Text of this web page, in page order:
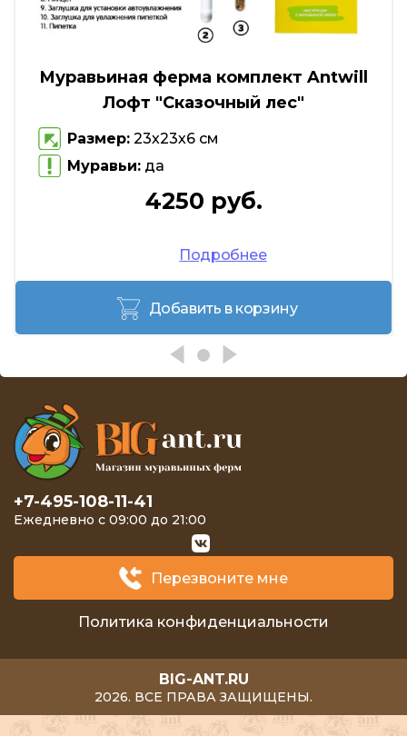
Муравьиная ферма комплект Antwill
Лофт "Сказочный лес"
Размер: 23х23х6 см
Муравьи: да
4250 руб.
Подробнее
Добавить в корзину
+7-495-108-11-41
Ежедневно с 09:00 до 21:00
Перезвоните мне
Политика конфиденциальности
BIG-ANT.RU
2026. ВСЕ ПРАВА ЗАЩИЩЕНЫ.